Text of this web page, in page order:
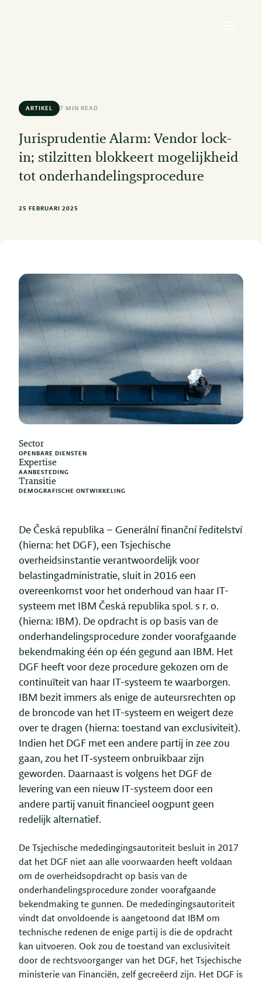
ARTIKEL 7 MIN READ
Jurisprudentie Alarm: Vendor lock-
in; stilzitten blokkeert mogelijkheid
tot onderhandelingsprocedure
25 FEBRUARI 2025
Sector
OPENBARE DIENSTEN
Expertise
AANBESTEDING
Transitie
DEMOGRAFISCHE ONTWIKKELING
De Česká republika – Generální finanční ředitelství
(hierna: het DGF), een Tsjechische
overheidsinstantie verantwoordelijk voor
belastingadministratie, sluit in 2016 een
overeenkomst voor het onderhoud van haar IT-
systeem met IBM Česká republika spol. s r. o.
(hierna: IBM). De opdracht is op basis van de
onderhandelingsprocedure zonder voorafgaande
bekendmaking één op één gegund aan IBM. Het
DGF heeft voor deze procedure gekozen om de
continuïteit van haar IT-systeem te waarborgen.
IBM bezit immers als enige de auteursrechten op
de broncode van het IT-systeem en weigert deze
over te dragen (hierna: toestand van exclusiviteit).
Indien het DGF met een andere partij in zee zou
gaan, zou het IT‑systeem onbruikbaar zijn
geworden. Daarnaast is volgens het DGF de
levering van een nieuw IT-systeem door een
andere partij vanuit financieel oogpunt geen
redelijk alternatief.
De Tsjechische mededingingsautoriteit besluit in 2017
dat het DGF niet aan alle voorwaarden heeft voldaan
om de overheidsopdracht op basis van de
onderhandelingsprocedure zonder voorafgaande
bekendmaking te gunnen. De mededingingsautoriteit
vindt dat onvoldoende is aangetoond dat IBM om
technische redenen de enige partij is die de opdracht
kan uitvoeren. Ook zou de toestand van exclusiviteit
door de rechtsvoorganger van het DGF, het Tsjechische
ministerie van Financiën, zelf gecreëerd zijn. Het DGF is